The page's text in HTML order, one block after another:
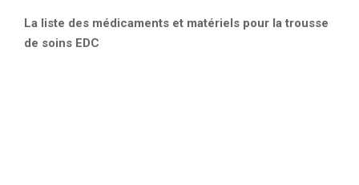
La liste des médicaments et matériels pour la trousse
de soins EDC